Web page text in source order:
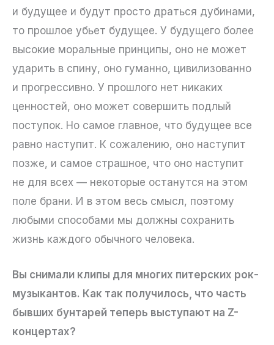
и будущее и будут просто драться дубинами,
то прошлое убьет будущее. У будущего более
высокие моральные принципы, оно не может
ударить в спину, оно гуманно, цивилизованно
и прогрессивно. У прошлого нет никаких
ценностей, оно может совершить подлый
поступок. Но самое главное, что будущее все
равно наступит. К сожалению, оно наступит
позже, и самое страшное, что оно наступит
не для всех — некоторые останутся на этом
поле брани. И в этом весь смысл, поэтому
любыми способами мы должны сохранить
жизнь каждого обычного человека.
Вы снимали клипы для многих питерских рок-
музыкантов. Как так получилось, что часть
бывших бунтарей теперь выступают на Z-
концертах?